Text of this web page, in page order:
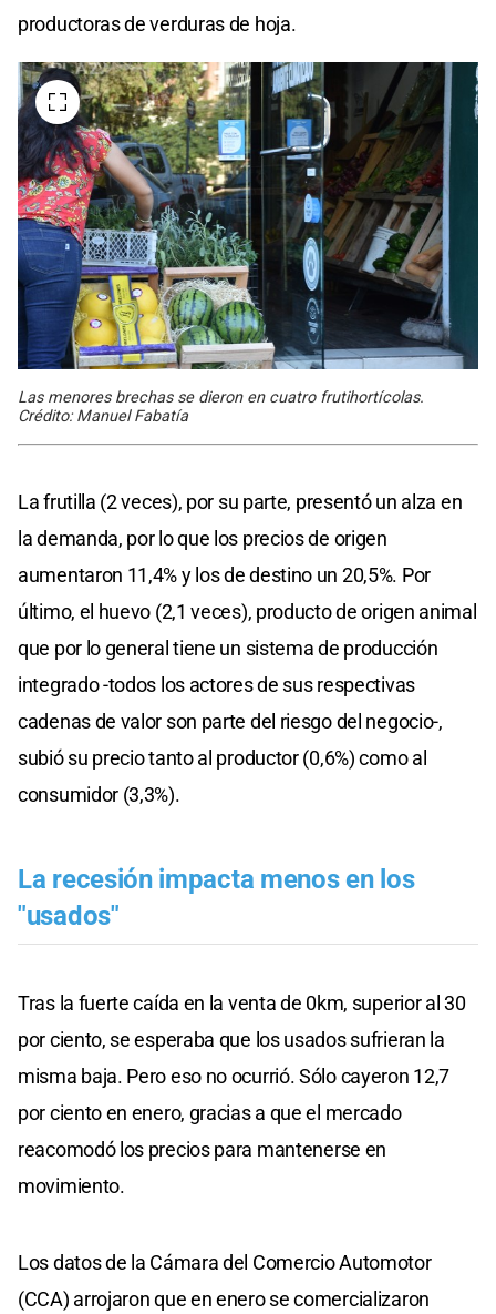
productoras de verduras de hoja.
Las menores brechas se dieron en cuatro frutihortícolas.
Crédito: Manuel Fabatía
La frutilla (2 veces), por su parte, presentó un alza en
la demanda, por lo que los precios de origen
aumentaron 11,4% y los de destino un 20,5%. Por
último, el huevo (2,1 veces), producto de origen animal
que por lo general tiene un sistema de producción
integrado -todos los actores de sus respectivas
cadenas de valor son parte del riesgo del negocio-,
subió su precio tanto al productor (0,6%) como al
consumidor (3,3%).
La recesión impacta menos en los
"usados"
Tras la fuerte caída en la venta de 0km, superior al 30
por ciento, se esperaba que los usados sufrieran la
misma baja. Pero eso no ocurrió. Sólo cayeron 12,7
por ciento en enero, gracias a que el mercado
reacomodó los precios para mantenerse en
movimiento.
Los datos de la Cámara del Comercio Automotor
(CCA) arrojaron que en enero se comercializaron